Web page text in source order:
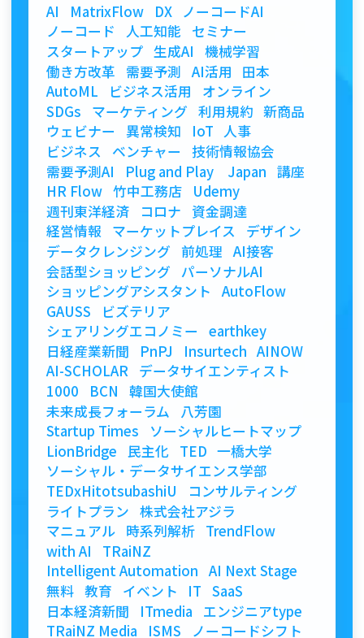
AI MatrixFlow DX
ノーコードAI
ノーコード
人工知能
セミナー
スタートアップ 生成AI
機械学習
働き方改革
需要予測 AI活用
田本
AutoML
ビジネス活用
オンライン
SDGs
マーケティング 利用規約 新商品
ウェビナー
異常検知 IoT 人事
ビジネス
ベンチャー
技術情報協会
需要予測AI
Plug and Play Japan 講座
HR Flow 竹中工務店
Udemy
週刊東洋経済
コロナ
資金調達
経営情報 マーケットプレイス
デザイン
データクレンジング 前処理 AI接客
会話型ショッピング
パーソナルAI
ショッピングアシスタント
AutoFlow
GAUSS
ビズテリア
シェアリングエコノミー
earthkey
日経産業新聞
PnPJ Insurtech AINOW
AI-SCHOLAR データサイエンティスト
1000
BCN
韓国大使館
未来成長フォーラム
八芳園
Startup Times
ソーシャルヒートマップ
LionBridge 民主化 TED 一橋大学
ソーシャル・データサイエンス学部
TEDxHitotsubashiU
コンサルティング
ライトプラン 株式会社アジラ
マニュアル 時系列解析 TrendFlow
with AI
TRaiNZ
Intelligent Automation AI Next Stage
無料 教育 イベント IT SaaS
日本経済新聞
ITmedia
エンジニアtype
TRaiNZ Media
ISMS
ノーコードシフト